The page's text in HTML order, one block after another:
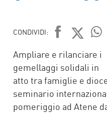
CONDIVIDI:
Ampliare e rilanciare i
gemellaggi solidali in
atto tra famiglie e
seminario
pomeriggio ad Atene